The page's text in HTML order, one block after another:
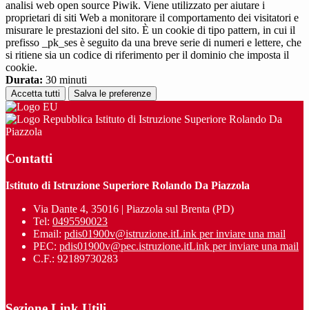
analisi web open source Piwik. Viene utilizzato per aiutare i
proprietari di siti Web a monitorare il comportamento dei visitatori e
misurare le prestazioni del sito. È un cookie di tipo pattern, in cui il
prefisso _pk_ses è seguito da una breve serie di numeri e lettere, che
si ritiene sia un codice di riferimento per il dominio che imposta il
cookie.
Durata: 30 minuti
Accetta tutti Salva le preferenze
Istituto di Istruzione Superiore Rolando Da
Piazzola
Contatti
Istituto di Istruzione Superiore Rolando Da Piazzola
Via Dante 4, 35016 | Piazzola sul Brenta (PD)
Tel: 0495590023
Email: pdis01900v@istruzione.itLink per inviare una mail
PEC: pdis01900v@pec.istruzione.itLink per inviare una mail
C.F.: 92189730283